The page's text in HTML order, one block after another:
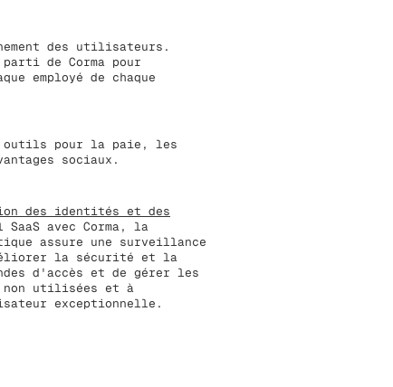
des utilisateurs.
de Corma pour
employé de chaque
outils pour la paie, les
sociaux.
des identités et des
avec Corma, la
assure une surveillance
la sécurité et la
d'accès et de gérer les
utilisées et à
exceptionnelle.